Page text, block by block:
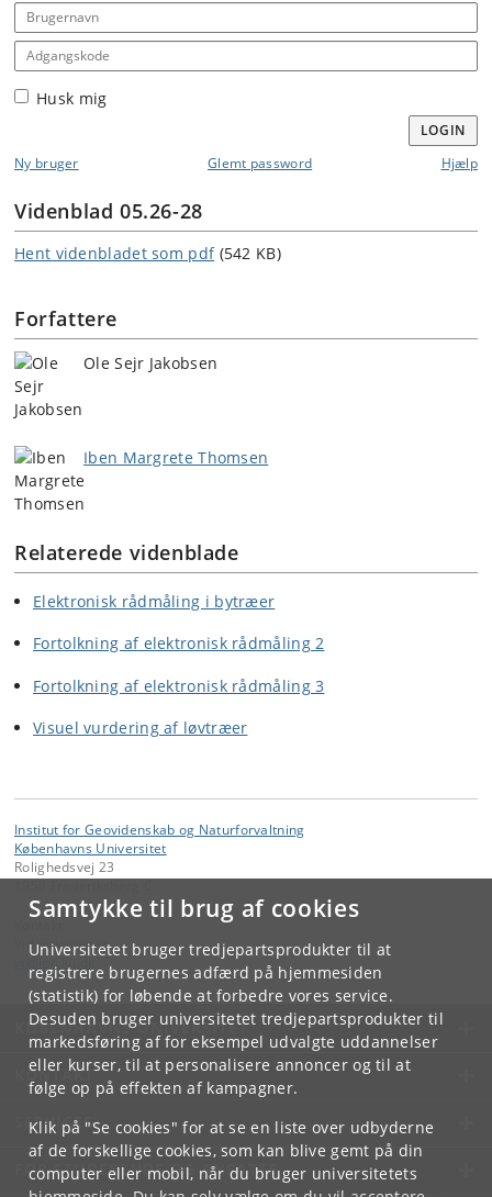
Samtykke til brug af cookies
Universitetet bruger tredjepartsprodukter til at
registrere brugernes adfærd på hjemmesiden
(statistik) for løbende at forbedre vores service.
Desuden bruger universitetet tredjepartsprodukter til
markedsføring af for eksempel udvalgte uddannelser
eller kurser, til at personalisere annoncer og til at
følge op på effekten af kampagner.
Klik på "Se cookies" for at se en liste over udbyderne
af de forskellige cookies, som kan blive gemt på din
computer eller mobil, når du bruger universitetets
Email address
Adgangskode
Husk mig
LOGIN
Ny bruger
Glemt password Hjælp
Videnblad 05.26-28
Hent videnbladet som pdf (542 KB)
Forfattere
Ole Sejr Jakobsen
Iben Margrete Thomsen
Relaterede videnblade
Elektronisk rådmåling i bytræer
Fortolkning af elektronisk rådmåling 2
Fortolkning af elektronisk rådmåling 3
Visuel vurdering af løvtræer
Institut for Geovidenskab og Naturforvaltning
Københavns Universitet
Rolighedsvej 23
Videntjenesten
KØBENHAVNS UNIVERSITET
KONTAKT
SERVICES
FOR STUDERENDE OG ANSATTE